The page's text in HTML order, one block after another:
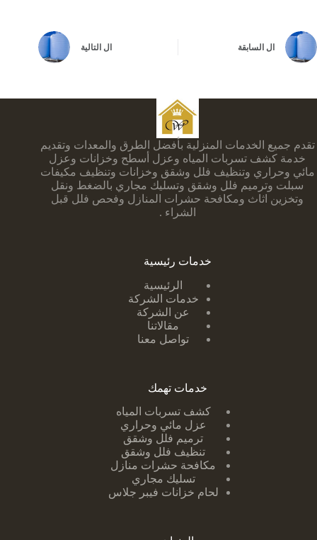
ال السابقة ال التالية
تقدم جميع الخدمات المنزلية بأفضل الطرق والمعدات وتقديم
خدمة كشف تسربات المياه وعزل أسطح وخزانات وعزل
مائي وحراري وتنظيف فلل وشقق وخزانات وتنظيف مكيفات
سبلت وترميم فلل وشقق وتسليك مجاري بالضغط ونقل
وتخزين اثاث ومكافحة حشرات المنازل وفحص فلل قبل
الشراء .
خدمات رئيسية
الرئيسية
خدمات الشركة
عن الشركة
مقالاتنا
تواصل معنا
خدمات تهمك
كشف تسربات ا لمياه
عزل مائي وحراري
ترميم فلل وشقق
تنظيف فلل وشقق
مكافحة حشرات منازل
تسليك مجاري
لحام خزانات فيبر جلاس